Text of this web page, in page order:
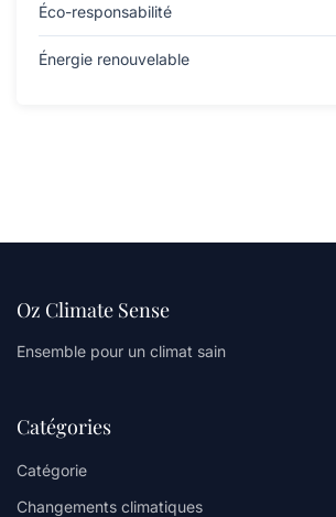
Éco-responsabilité
Énergie renouvelable
Oz Climate Sense
Ensemble pour un climat sain
Catégories
Catégorie
Changements climatiques